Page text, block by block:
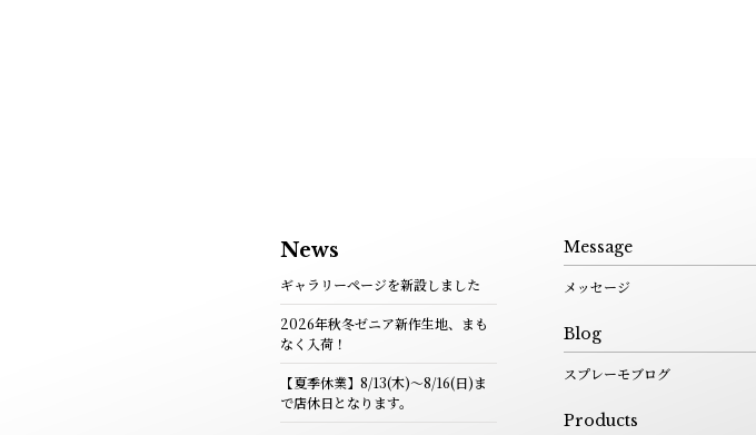
News
ギャラリーページを新設しました
2026年秋冬ゼニア新作生地、まも
なく入荷！
【夏季休業】8/13(木)～8/16(日)ま
で店休日となります。
Message
メッセージ
Blog
スプレーモブログ
Products